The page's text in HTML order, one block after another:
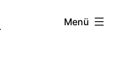
Menü